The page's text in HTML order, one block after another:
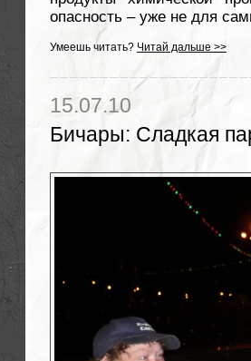
опасность – уже не для
Умеешь читать? Читай дальше >>
15.07.10
Бичары: Сладкая